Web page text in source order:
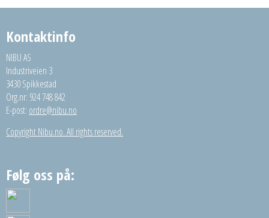
Kontaktinfo
NIBU AS
Industriveien 3
3430 Spikkestad
Org.nr: 924 748 842
E-post: ordre@nibu.no
Copyright Nibu.no. All rights reserved.
Følg oss på: